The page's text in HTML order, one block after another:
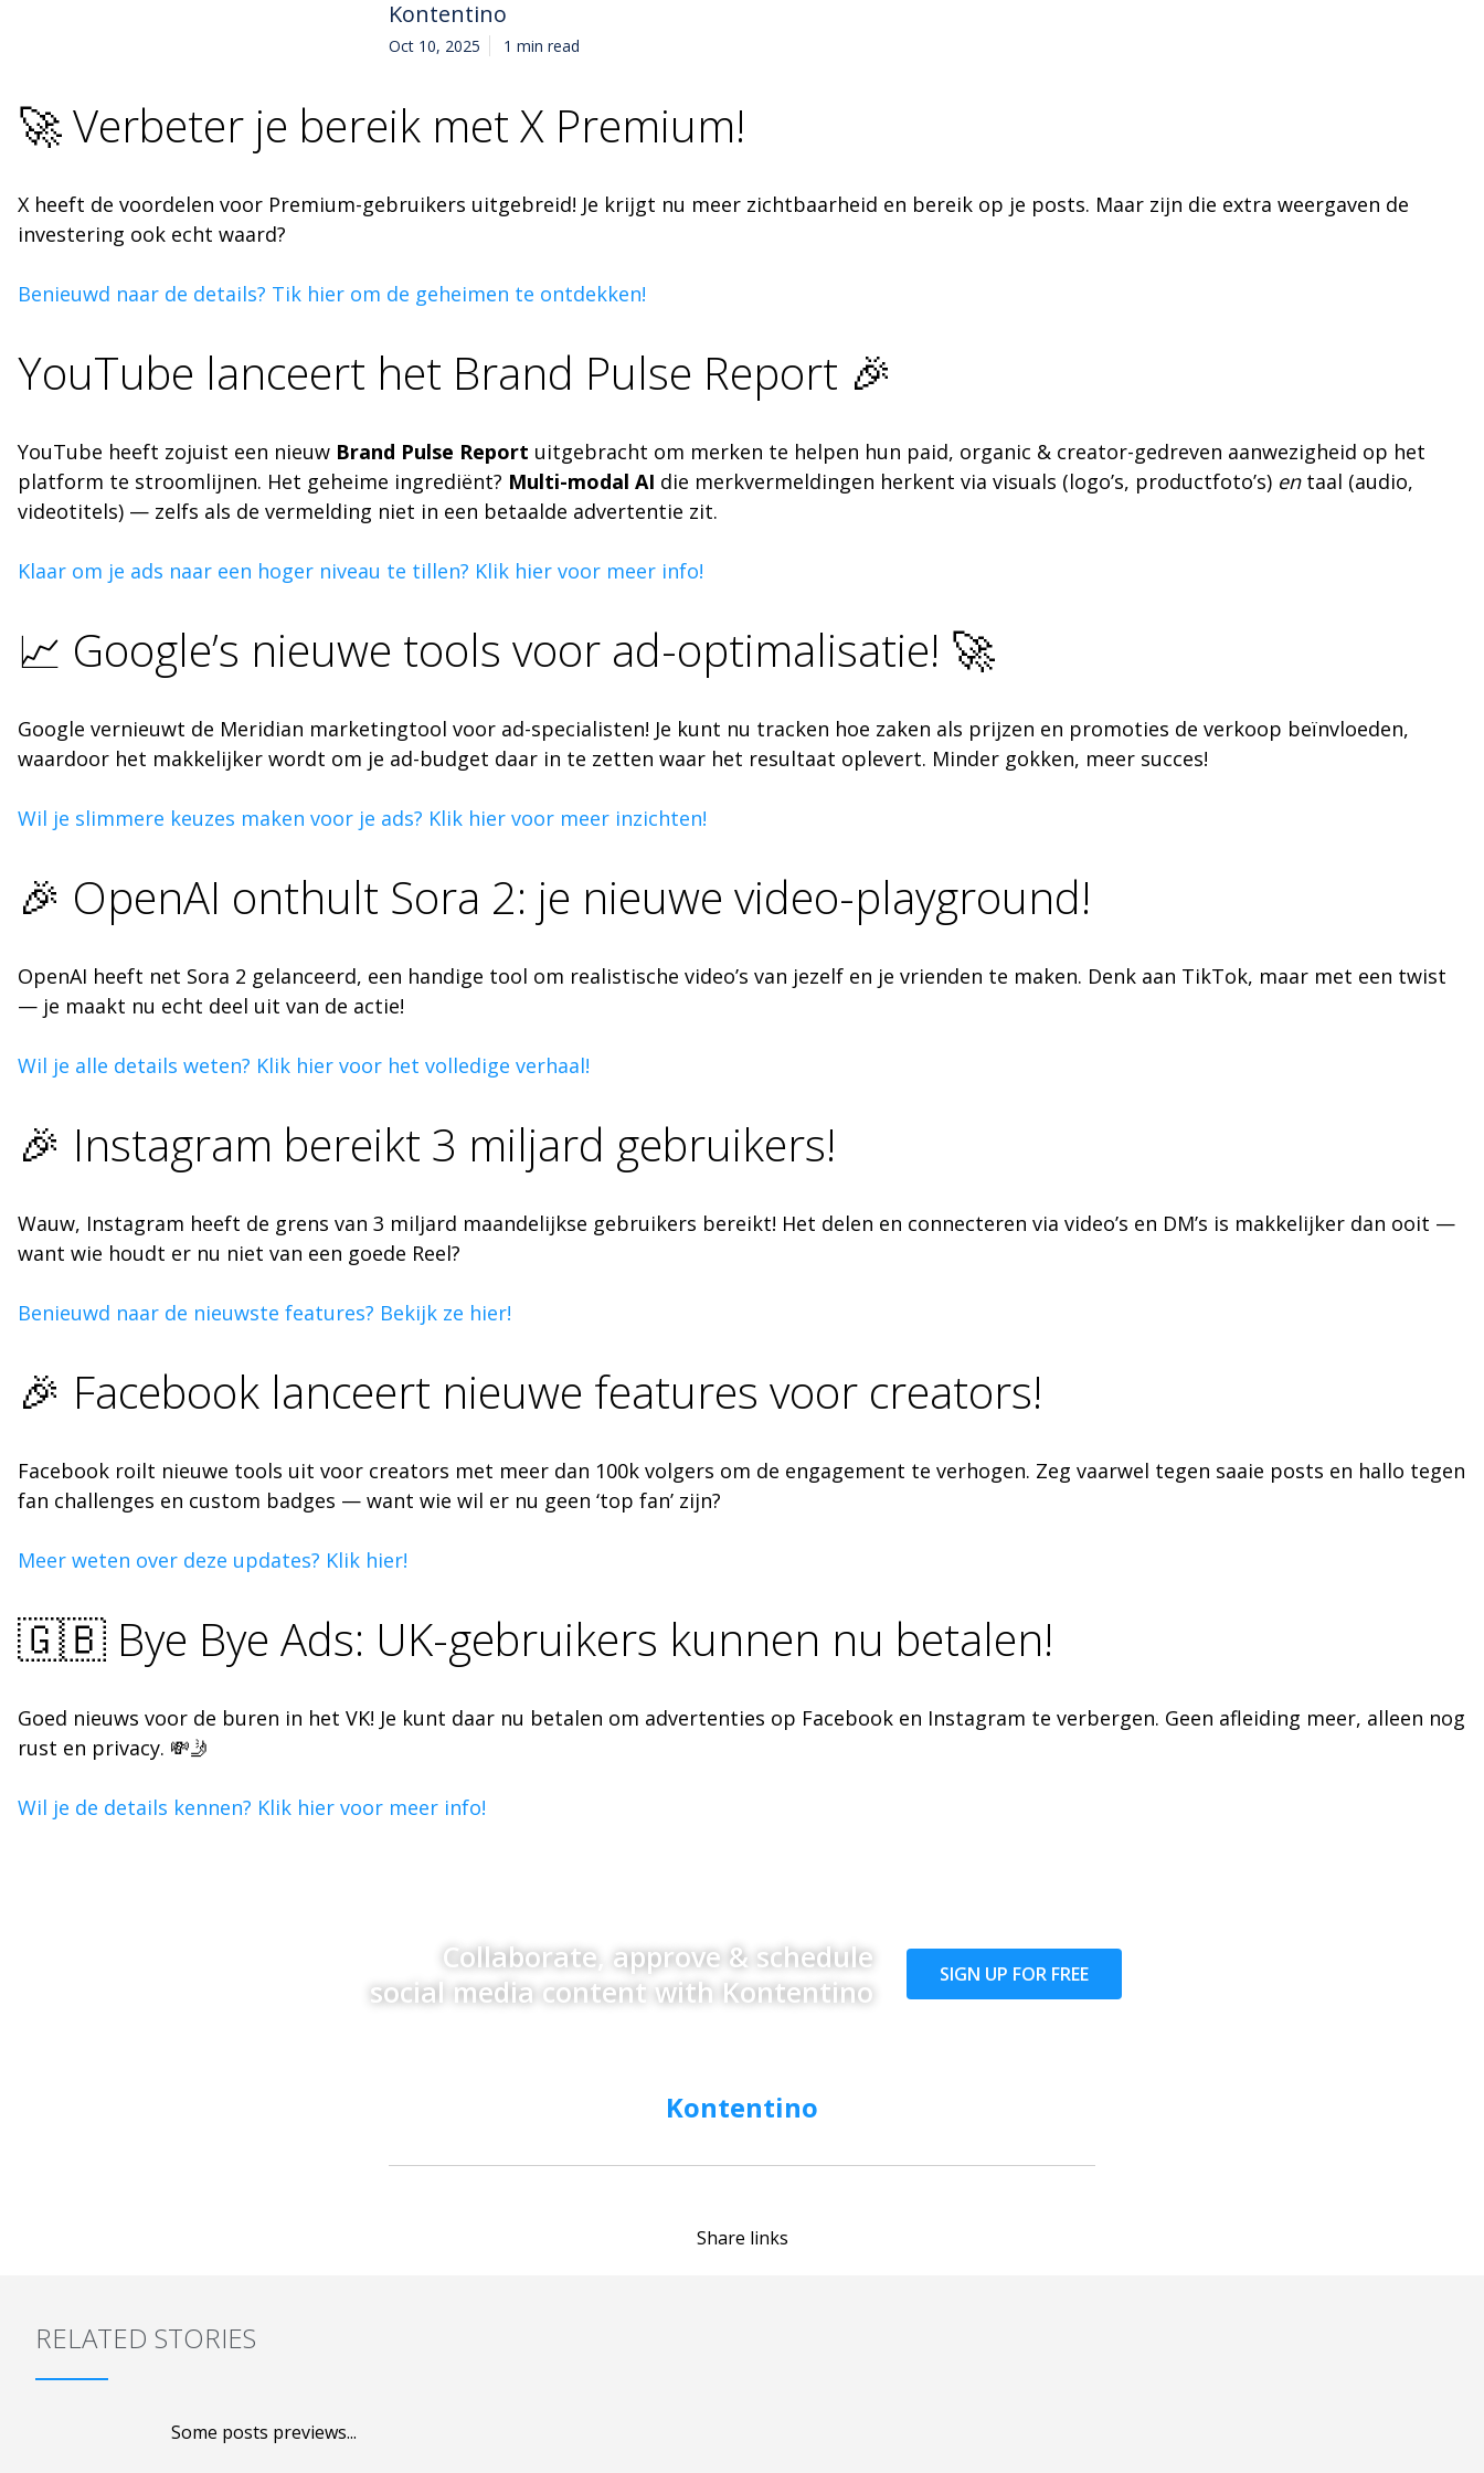
Kontentino
Oct 10, 2025 1 min read
🚀 Verbeter je bereik met X Premium!
X heeft de voordelen voor Premium-gebruikers uitgebreid! Je krijgt nu meer zichtbaarheid en bereik op je posts. Maar zijn die extra weergaven de
investering ook echt waard?
Benieuwd naar de details? Tik hier om de geheimen te ontdekken!
YouTube lanceert het Brand Pulse Report 🎉
YouTube heeft zojuist een nieuw Brand Pulse Report uitgebracht om merken te helpen hun paid, organic & creator-gedreven aanwezigheid op het
platform te stroomlijnen. Het geheime ingrediënt? Multi-modal AI die merkvermeldingen herkent via visuals (logo’s, productfoto’s) entaal (audio,
videotitels) — zelfs als de vermelding niet in een betaalde advertentie zit.
Klaar om je ads naar een hoger niveau te tillen? Klik hier voor meer info!
📈 Google’s nieuwe tools voor ad-optimalisatie! 🚀
Google vernieuwt de Meridian marketingtool voor ad-specialisten! Je kunt nu tracken hoe zaken als prijzen en promoties de verkoop beïnvloeden,
waardoor het makkelijker wordt om je ad-budget daar in te zetten waar het resultaat oplevert. Minder gokken, meer succes!
Wil je slimmere keuzes maken voor je ads? Klik hier voor meer inzichten!
🎉 OpenAI onthult Sora 2: je nieuwe video-playground!
OpenAI heeft net Sora 2 gelanceerd, een handige tool om realistische video’s van jezelf en je vrienden te maken. Denk aan TikTok, maar met een twist
— je maakt nu echt deel uit van de actie!
Wil je alle details weten? Klik hier voor het volledige verhaal!
🎉 Instagram bereikt 3 miljard gebruikers!
Wauw, Instagram heeft de grens van 3 miljard maandelijkse gebruikers bereikt! Het delen en connecteren via video’s en DM’s is makkelijker dan ooit —
want wie houdt er nu niet van een goede Reel?
Benieuwd naar de nieuwste features? Bekijk ze hier!
🎉 Facebook lanceert nieuwe features voor creators!
Facebook roilt nieuwe tools uit voor creators met meer dan 100k volgers om de engagement te verhogen. Zeg vaarwel tegen saaie posts en hallo tegen
fan challenges en custom badges — want wie wil er nu geen ‘top fan’ zijn?
Meer weten over deze updates? Klik hier!
🇬🇧 Bye Bye Ads: UK-gebruikers kunnen nu betalen!
Goed nieuws voor de buren in het VK! Je kunt daar nu betalen om advertenties op Facebook en Instagram te verbergen. Geen afleiding meer, alleen nog
rust en privacy. 💸🤳
Wil je de details kennen? Klik hier voor meer info!
Collaborate, approve & schedule
social media content with Kontentino
SIGN UP FOR FREE
Kontentino
Share links
RELATED STORIES
Some posts previews...